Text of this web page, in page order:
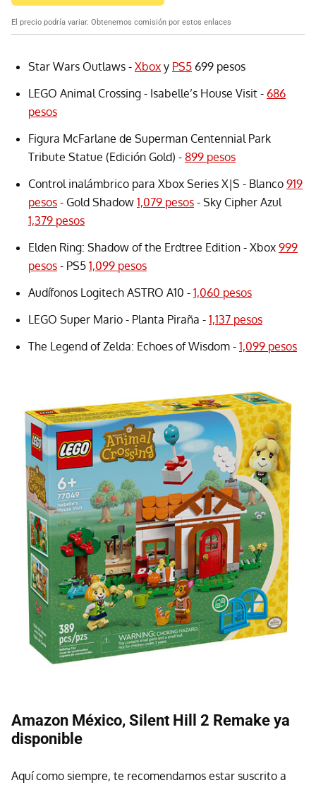
El precio podría variar. Obtenemos comisión por estos enlaces
Star Wars Outlaws - Xbox y PS5 699 pesos
LEGO Animal Crossing - Isabelle’s House Visit - 686
pesos
Figura McFarlane de Superman Centennial Park
Tribute Statue (Edición Gold) - 899 pesos
Control inalámbrico para Xbox Series X|S - Blanco 919
pesos - Gold Shadow 1,079 pesos - Sky Cipher Azul
1,379 pesos
Elden Ring: Shadow of the Erdtree Edition - Xbox 999
pesos - PS5 1,099 pesos
Audífonos Logitech ASTRO A10 - 1,060 pesos
LEGO Super Mario - Planta Piraña - 1,137 pesos
The Legend of Zelda: Echoes of Wisdom - 1,099 pesos
Amazon México, Silent Hill 2 Remake ya
disponible
Aquí como siempre, te recomendamos estar suscrito a